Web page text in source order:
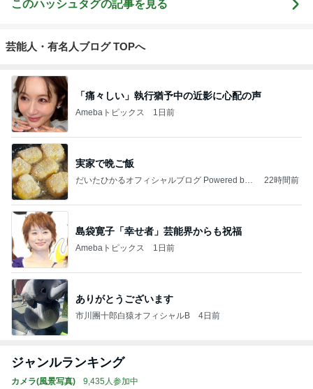
このハッシュタグの記事を見る
芸能人・有名人ブログ TOPへ
「痛々しい」執行猶予中の近影に心配の声
Amebaトピックス 1日前
実家で晩ご飯
だいたひかるオフィシャルブログ Powered by
22時間前
島袋寛子「幸せ者」芸能界からも祝福
Amebaトピックス 1日前
ありがとうございます
市川團十郎白猿オフィシャルB 4日前
ジャンルランキング
カメラ(風景写真) 9,435人参加中